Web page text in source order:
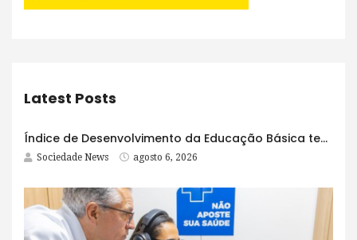
Latest Posts
Índice de Desenvolvimento da Educação Básica tem elevação em todas as etapas
Sociedade News agosto 6, 2026